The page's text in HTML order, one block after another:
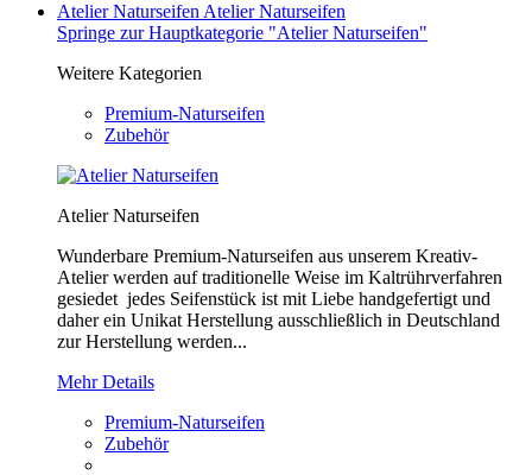
Atelier Naturseifen Atelier Naturseifen
Springe zur Hauptkategorie "Atelier Naturseifen"
Weitere Kategorien
Premium-Naturseifen
Zubehör
Atelier Naturseifen
Wunderbare Premium-Naturseifen aus unserem Kreativ-
Atelier werden auf traditionelle Weise im Kaltrührverfahren
gesiedet jedes Seifenstück ist mit Liebe handgefertigt und
daher ein Unikat Herstellung ausschließlich in Deutschland
zur Herstellung werden...
Mehr Details
Premium-Naturseifen
Zubehör